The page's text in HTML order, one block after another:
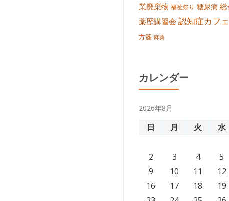
業廃棄物 福祉祭り 糖尿病 総
薬歴講習会 認知症カフェ
方箋 麻薬
カレンダー
2026年8月
日 月 火 水
2
3 4 5
9
10 11 12
16
17 18 19